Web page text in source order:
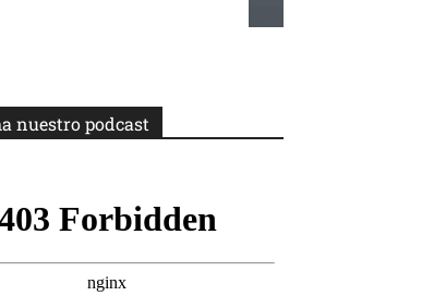
nuestro podcast